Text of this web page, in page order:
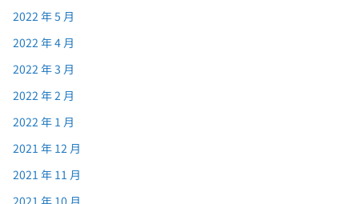
2022 年 5 月
2022 年 4 月
2022 年 3 月
2022 年 2 月
2022 年 1 月
2021 年 12 月
2021 年 11 月
2021 年 10 月